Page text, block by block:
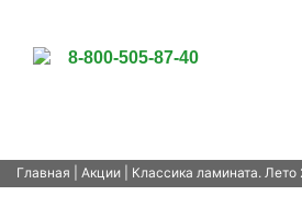
8-800-505-87-40
Главная Акции | Классика ламината. Лето